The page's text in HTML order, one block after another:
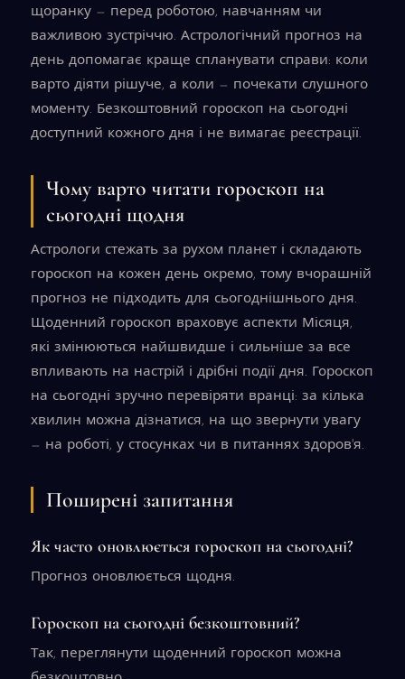
щоранку — перед роботою, навчанням чи
важливою зустріччю. Астрологічний прогноз на
день допомагає краще спланувати справи: коли
варто діяти рішуче, а коли — почекати слушного
моменту. Безкоштовний гороскоп на сьогодні
доступний кожного дня і не вимагає реєстрації.
Чому варто читати гороскоп на
сьогодні щодня
Астрологи стежать за рухом планет і складають
гороскоп на кожен день окремо, тому вчорашній
прогноз не підходить для сьогоднішнього дня.
Щоденний гороскоп враховує аспекти Місяця,
які змінюються найшвидше і сильніше за все
впливають на настрій і дрібні події дня. Гороскоп
на сьогодні зручно перевіряти вранці: за кілька
хвилин можна дізнатися, на що звернути увагу
— на роботі, у стосунках чи в питаннях здоров'я.
Поширені запитання
Як часто оновлюється гороскоп на сьогодні?
Прогноз оновлюється щодня.
Гороскоп на сьогодні безкоштовний?
Так, переглянути щоденний гороскоп можна